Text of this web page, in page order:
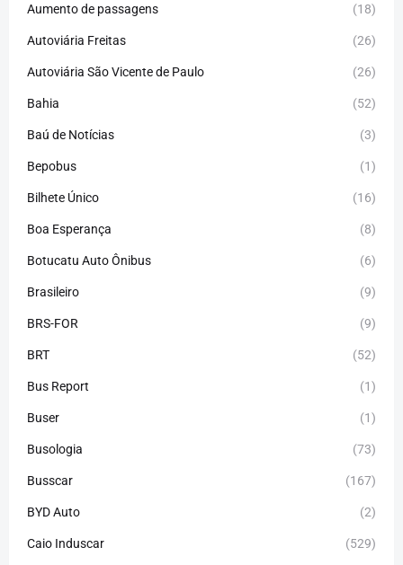
Aumento de passagens (18)
Autoviária Freitas (26)
Autoviária São Vicente de Paulo (26)
Bahia (52)
Baú de Notícias (3)
Bepobus (1)
Bilhete Único (16)
Boa Esperança (8)
Botucatu Auto Ônibus (6)
Brasileiro (9)
BRS-FOR (9)
BRT (52)
Bus Report (1)
Buser (1)
Busologia (73)
Busscar (167)
BYD Auto (2)
Caio Induscar (529)